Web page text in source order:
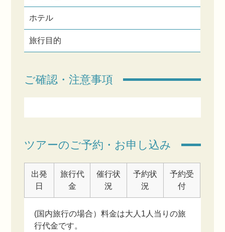
ホテル
旅行目的
ご確認・注意事項
ツアーのご予約・お申し込み
出発
日
旅行代
金
催行状
況
予約状
況
予約受
付
(国内旅行の場合）料金は大人1人当りの旅
行代金です。